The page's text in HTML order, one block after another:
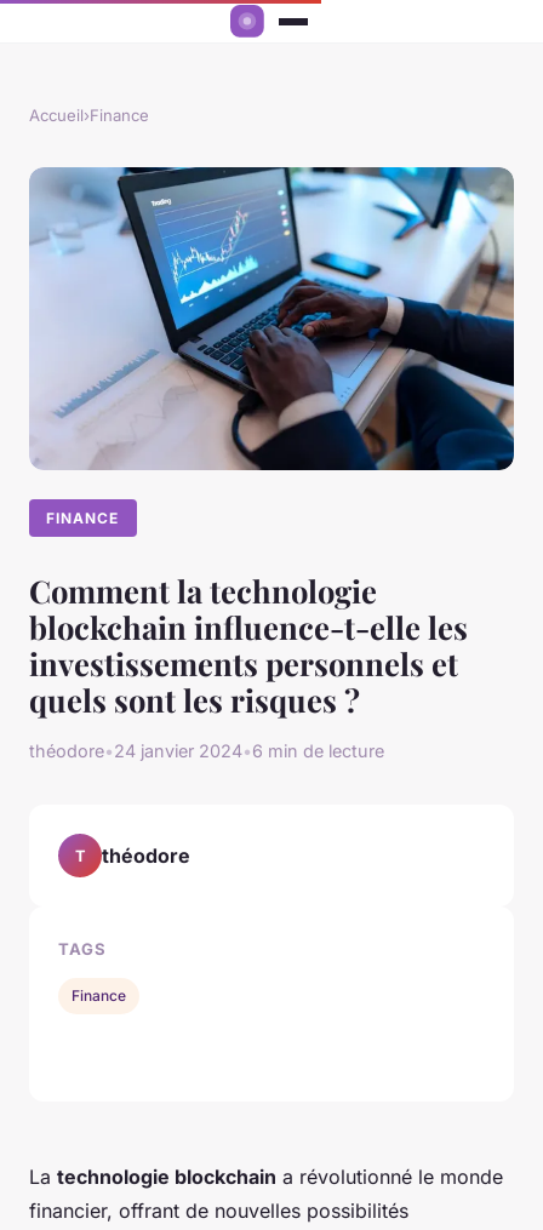
Accueil›Finance
FINANCE
Comment la technologie
blockchain influence-t-elle les
investissements personnels et
quels sont les risques ?
théodore•24 janvier 2024•6 min de lecture
La technologie blockchain a révolutionné le monde
financier, offrant de nouvelles possibilités
T théodore
TAGS
Finance